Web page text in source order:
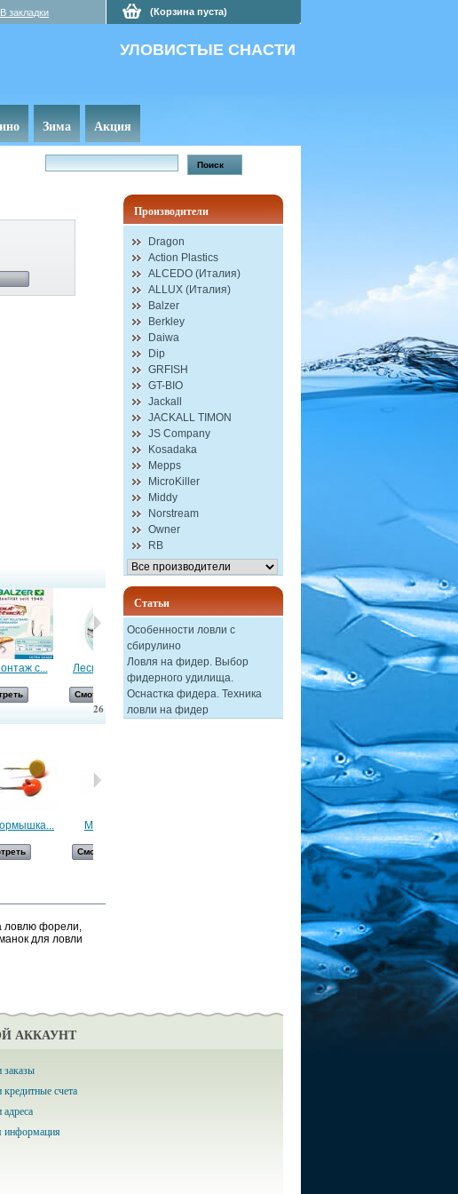
В закладки (Корзина пуста)
УЛОВИСТЫЕ СНАСТИ
Зима Акция
с... Леска BALZER...
Смотреть
Блесна...
Смотреть
Джиг-головка... Trout Zone...
26
Мормышка...
Смотреть
Мормышка...
Смотреть
Мормышка...
ловлю форели,
для ловли
Производители
Dragon
Action Plastics
ALCEDO (Италия)
ALLUX (Италия)
Balzer
Berkley
Daiwa
Dip
GRFISH
GT-BIO
Jackall
JACKALL TIMON
JS Company
Kosadaka
Mepps
MicroKiller
Middy
Norstream
Owner
RB
Статьи
Особенности ловли с
сбирулино
Ловля на фидер. Выбор
фидерного удилища.
Оснастка фидера. Техника
ловли на фидер
АККАУНТ
счета